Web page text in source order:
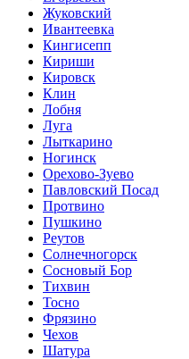
Жуковский
Ивантеевка
Кингисепп
Кириши
Кировск
Клин
Лобня
Луга
Лыткарино
Ногинск
Орехово-Зуево
Павловский Посад
Протвино
Пушкино
Реутов
Солнечногорск
Сосновый Бор
Тихвин
Тосно
Фрязино
Чехов
Шатура